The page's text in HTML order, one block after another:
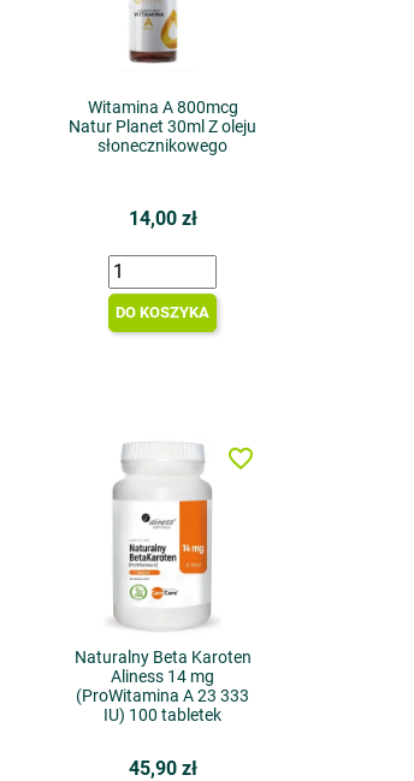
Witamina A 800mcg
Natur Planet 30ml Z oleju
słonecznikowego
14,00 zł
DO KOSZYKA
Naturalny Beta Karoten
Aliness 14 mg
(ProWitamina A 23 333
IU) 100 tabletek
45,90 zł
favorite_border